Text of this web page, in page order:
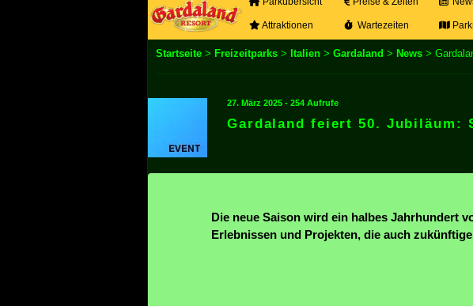
Attraktionen Wartezeiten
Startseite > Freizeitparks > Italien > Gardaland > News >
27. März 2025 - 254 Aufrufe
Gardaland feiert 50. Jubiläum:
Die neue Saison wird ein halbes Jahrhundert
Erlebnissen und Projekten, die auch